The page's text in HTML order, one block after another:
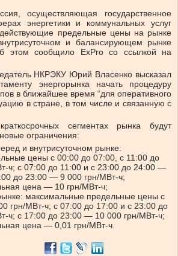
осуществляющая государственное
энергетики и коммунальных услуг
предельные цены на рынке
и балансирующем рынке
этом сообщило ExPro со ссылкой на
НКРЭКУ Юрий Власенко высказал
энергорынка начать процедуру
в ближайшее время “для оперативного
в стране, в том числе и связанную с
сегментах рынка будут
ограничения:
и внутрисуточном рынке:
цены с 00:00 до 07:00, с 11:00 до
ч; с 07:00 до 11:00 и с 23:00 до 24:00 —
до 23:00 — 9 000 грн/МВт-ч;
цена — 10 грн/МВт-ч;
максимальные предельные цены с
грн/МВт-ч; с 07:00 до 17:00 и с 23:00 до
ч; с 17:00 до 23:00 — 10 000 грн/МВт-ч;
цена — 0,01 грн/МВт-ч.